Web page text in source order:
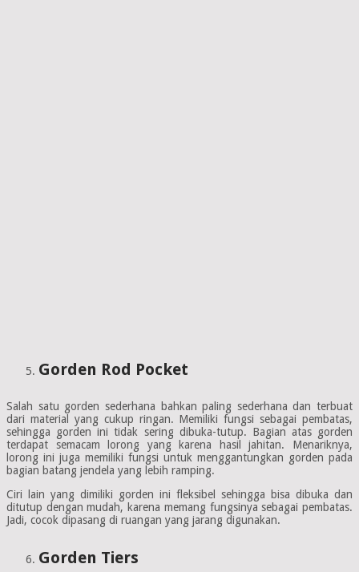
Gorden Rod Pocket
Salah satu gorden sederhana bahkan paling sederhana dan terbuat
dari material yang cukup ringan. Memiliki fungsi sebagai pembatas,
sehingga gorden ini tidak sering dibuka-tutup. Bagian atas gorden
terdapat semacam lorong yang karena hasil jahitan. Menariknya,
lorong ini juga memiliki fungsi untuk menggantungkan gorden pada
bagian batang jendela yang lebih ramping.
Ciri lain yang dimiliki gorden ini fleksibel sehingga bisa dibuka dan
ditutup dengan mudah, karena memang fungsinya sebagai pembatas.
Jadi, cocok dipasang di ruangan yang jarang digunakan.
Gorden Tiers